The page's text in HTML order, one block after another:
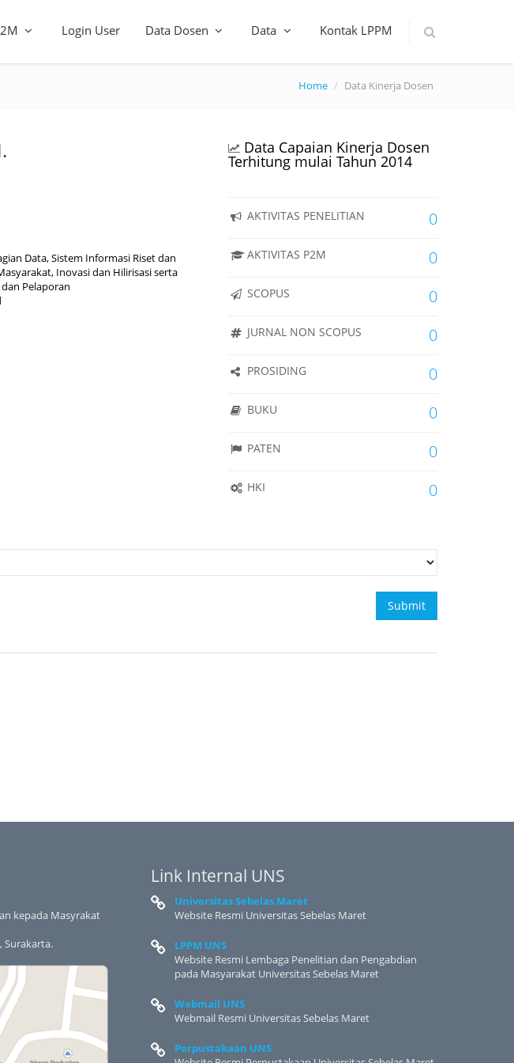
Login User Data Dosen Data Kontak LPPM
Home Data Kinerja Dosen
Data, Sistem Informasi Riset dan
Inovasi dan Hilirisasi serta
Pelaporan
Data Capaian Kinerja Dosen
Terhitung mulai Tahun 2014
AKTIVITAS PENELITIAN 0
AKTIVITAS P2M 0
SCOPUS 0
JURNAL NON SCOPUS 0
PROSIDING 0
BUKU 0
PATEN 0
HKI 0
Submit
kepada Masyrakat
Surakarta.
Link Internal UNS
Universitas Sebelas Maret
Website Resmi Universitas Sebelas Maret
LPPM UNS
Website Resmi Lembaga Penelitian dan Pengabdian
pada Masyarakat Universitas Sebelas Maret
Webmail UNS
Webmail Resmi Universitas Sebelas Maret
Perpustakaan UNS